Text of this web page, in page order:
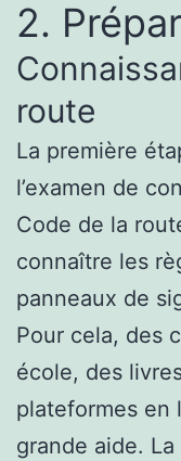
2.
route
La première
l’examen de
Code de la
connaître les
panneaux de
Pour cela, des
école, des
plateformes en
grande aide.